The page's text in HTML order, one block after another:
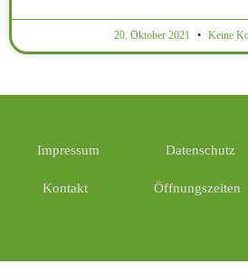
20. Oktober 2021 Keine
Impressum Datenschutz
Kontakt Öffnungszeiten